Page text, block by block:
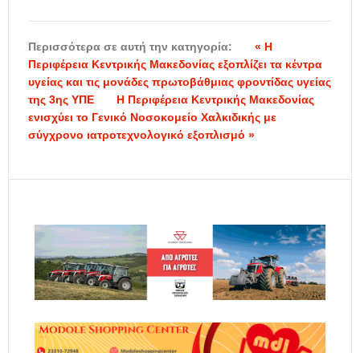
Περισσότερα σε αυτή την κατηγορία:
« Η
Περιφέρεια Κεντρικής Μακεδονίας εξοπλίζει τα κέντρα
υγείας και τις μονάδες πρωτοβάθμιας φροντίδας υγείας
της 3ης ΥΠΕ
Η Περιφέρεια Κεντρικής Μακεδονίας
ενισχύει το Γενικό Νοσοκομείο Χαλκιδικής με
σύγχρονο ιατροτεχνολογικό εξοπλισμό »